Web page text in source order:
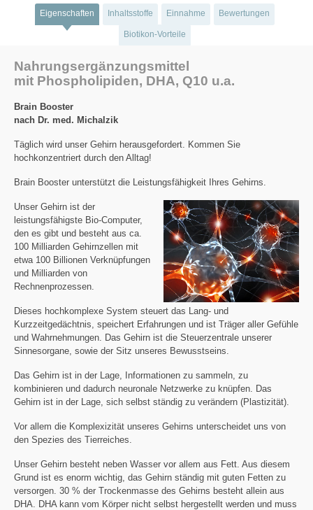
Eigenschaften Inhaltsstoffe Einnahme Bewertungen
Biotikon-Vorteile
Nahrungsergänzungsmittel
mit Phospholipiden, DHA, Q10 u.a.
Brain Booster
nach Dr. med. Michalzik
Täglich wird unser Gehirn herausgefordert. Kommen Sie
hochkonzentriert durch den Alltag!
Brain Booster unterstützt die Leistungsfähigkeit Ihres Gehirns.
Unser Gehirn ist der
leistungsfähigste Bio-Computer,
den es gibt und besteht aus ca.
100 Milliarden Gehirnzellen mit
etwa 100 Billionen Verknüpfungen
und Milliarden von
Rechnenprozessen.
Dieses hochkomplexe System steuert das Lang- und
Kurzzeitgedächtnis, speichert Erfahrungen und ist Träger aller Gefühle
und Wahrnehmungen. Das Gehirn ist die Steuerzentrale unserer
Sinnesorgane, sowie der Sitz unseres Bewusstseins.
Das Gehirn ist in der Lage, Informationen zu sammeln, zu
kombinieren und dadurch neuronale Netzwerke zu knüpfen. Das
Gehirn ist in der Lage, sich selbst ständig zu verändern (Plastizität).
Vor allem die Komplexizität unseres Gehirns unterscheidet uns von
den Spezies des Tierreiches.
Unser Gehirn besteht neben Wasser vor allem aus Fett. Aus diesem
Grund ist es enorm wichtig, das Gehirn ständig mit guten Fetten zu
versorgen. 30 % der Trockenmasse des Gehirns besteht allein aus
DHA. DHA kann vom Körper nicht selbst hergestellt werden und muss